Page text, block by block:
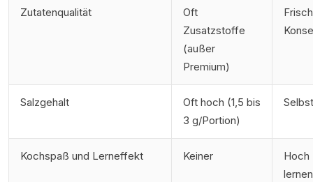
Zutatenqualität
Oft
Zusatzstoffe
(außer
Premium)
Salzgehalt
Oft hoch (1,5 bis
3 g/Portion)
Kochspaß und Lerneffekt Keiner
Hoch